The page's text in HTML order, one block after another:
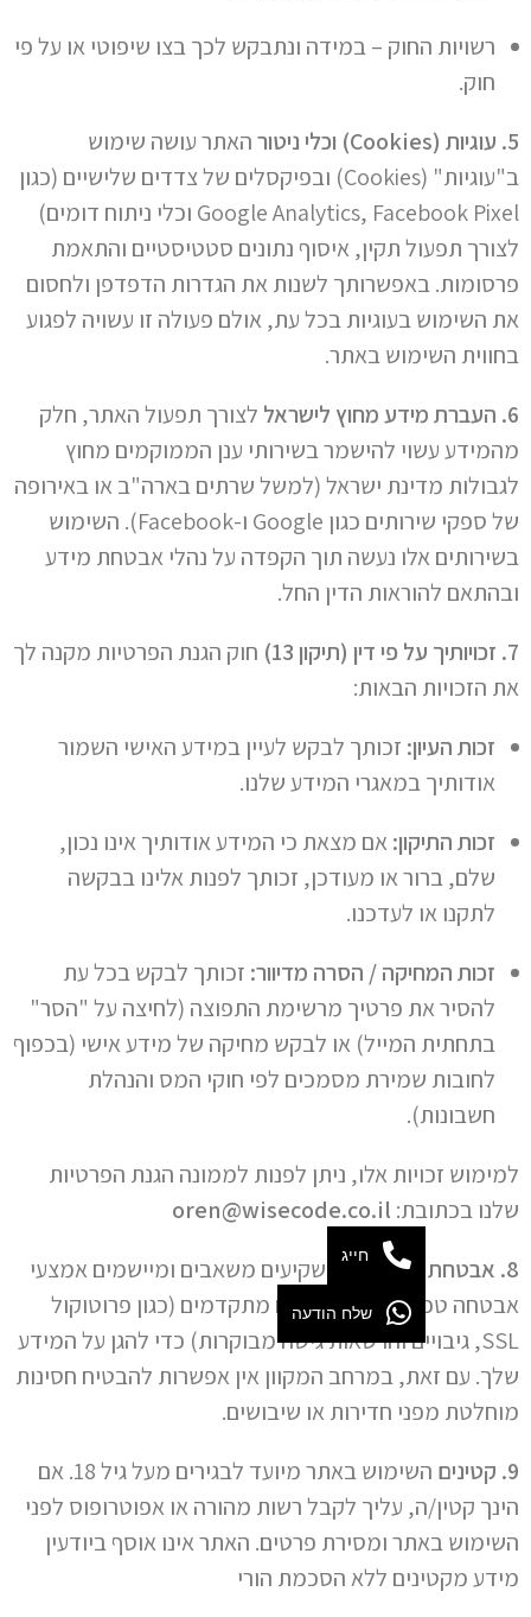
רשויות החוק – במידה ונתבקש לכך בצו שיפוטי או על פי
חוק.
5. עוגיות (Cookies) וכלי ניטור
האתר עושה שימוש
ב"עוגיות" (Cookies) ובפיקסלים של צדדים שלישיים (כגון
Google Analytics, Facebook Pixel וכלי ניתוח דומים)
לצורך תפעול תקין, איסוף נתונים סטטיסטיים והתאמת
פרסומות. באפשרותך לשנות את הגדרות הדפדפן ולחסום
את השימוש בעוגיות בכל עת, אולם פעולה זו עשויה לפגוע
בחווית השימוש באתר.
6. העברת מידע מחוץ לישראל
לצורך תפעול האתר, חלק
מהמידע עשוי להישמר בשירותי ענן הממוקמים מחוץ
לגבולות מדינת ישראל (למשל שרתים בארה"ב או באירופה
של ספקי שירותים כגון Google ו-Facebook). השימוש
בשירותים אלו נעשה תוך הקפדה על נהלי אבטחת מידע
ובהתאם להוראות הדין החל.
7. זכויותיך על פי דין (תיקון 13)
חוק הגנת הפרטיות מקנה לך
את הזכויות הבאות:
זכות העיון: זכותך לבקש לעיין במידע האישי השמור
אודותיך במאגרי המידע שלנו.
זכות התיקון:אם מצאת כי המידע אודותיך אינו נכון,
שלם, ברור או מעודכן, זכותך לפנות אלינו בבקשה
לתקנו או לעדכנו.
זכות המחיקה / הסרה מדיוור: זכותך לבקש בכל עת
להסיר את פרטיך מרשימת התפוצה (לחיצה על "הסר"
בתחתית המייל) או לבקש מחיקה של מידע אישי (בכפוף
לחובות שמירת מסמכים לפי חוקי המס והנהלת
חשבונות).
למימוש זכויות אלו, ניתן לפנות לממונה הגנת הפרטיות
שלנו בכתובת: oren@wisecode.co.il
8. אבטחת מידע
אנו משקיעים משאבים ומיישמים אמצעי
אבטחה טכנולוגיים וארגוניים מתקדמים (כגון פרוטוקול
SSL, גיבויים והרשאות גישה מבוקרות) כדי להגן על המידע
שלך. עם זאת, במרחב המקוון אין אפשרות להבטיח חסינות
מוחלטת מפני חדירות או שיבושים.
9. קטינים
השימוש באתר מיועד לבגירים מעל גיל 18. אם
הינך קטין/ה, עליך לקבל רשות מהורה או אפוטרופוס לפני
השימוש באתר ומסירת פרטים. האתר אינו אוסף ביודעין
מידע מקטינים ללא הסכמת הורי
חייג
שלח הודעה